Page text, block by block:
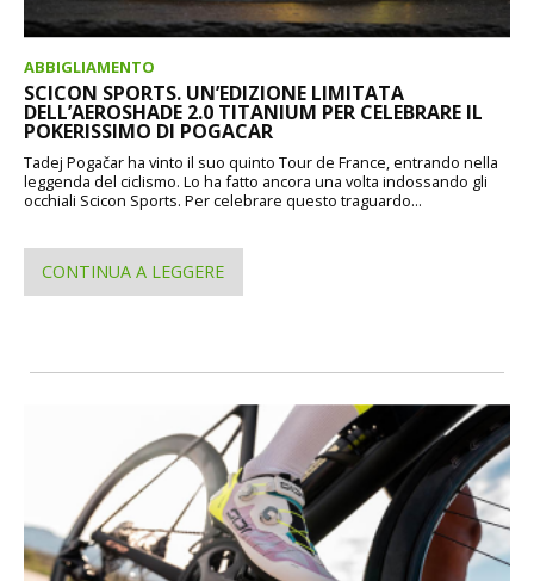
ABBIGLIAMENTO
SCICON SPORTS. UN’EDIZIONE LIMITATA
DELL’AEROSHADE 2.0 TITANIUM PER CELEBRARE IL
POKERISSIMO DI POGACAR
Tadej Pogačar ha vinto il suo quinto Tour de France, entrando nella
leggenda del ciclismo. Lo ha fatto ancora una volta indossando gli
occhiali Scicon Sports. Per celebrare questo traguardo...
CONTINUA A LEGGERE